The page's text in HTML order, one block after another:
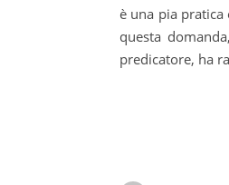
è una pia pratica
questa
predicatore, ha